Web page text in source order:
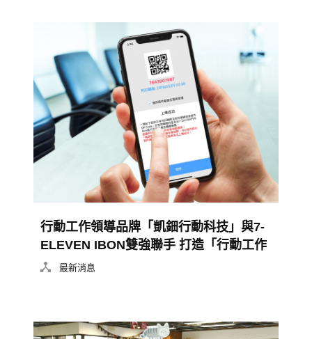
行動工作領導品牌「凱鈿行動科技」與7-
ELEVEN IBON雙強聯手 打造「行動工作
生態圈」
最新消息